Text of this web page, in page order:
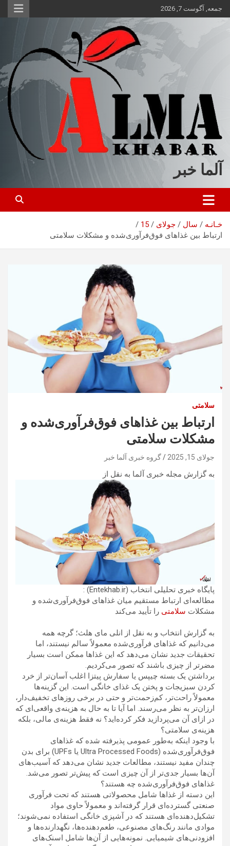
محتوا
جمعه, آگوست 7, 2026
آلما خبر
خـانـه سال جولای
15
ارتباط بین غذاهای فوق‌فرآوری‌شده و مشکلات سلامتی
سلامتی
ارتباط بین غذاهای فوق‌فرآوری‌شده و
مشکلات سلامتی
جولای 15, 2025 گروه خبری آلما خبر
به گزارش مجله خبری آلما به نقل از
پایگاه خبری تحلیلی انتخاب (Entekhab.ir) :
مطالعه‌ای ارتباط مستقیم میان غذاهای فوق‌فرآوری‌شده و
مشکلات سلامتی را تأیید می‌کند
به گزارش انتخاب و به نقل از انلی مای هلث؛ گرچه همه
می‌دانیم که غذاهای فرآوری‌شده معمولاً سالم نیستند، اما
تحقیقات جدید نشان می‌دهد که این غذاها ممکن است بسیار
مضرتر از چیزی باشند که تصور می‌کردیم.
برداشتن یک بسته چیپس یا سفارش پیتزا اغلب آسان‌تر از خرد
کردن سبزیجات و پختن یک غذای خانگی است. این گزینه‌ها
معمولاً راحت‌تر، کم‌زحمت‌تر و حتی در برخی روزهای تخفیف‌دار،
ارزان‌تر به نظر می‌رسند. اما آیا تا به حال به هزینه‌ی واقعی‌ای که
در ازای آن می‌پردازید فکر کرده‌اید؟ نه فقط هزینه‌ی مالی، بلکه
هزینه‌ی سلامتی؟
با وجود اینکه به‌طور عمومی پذیرفته شده که غذاهای
فوق‌فرآوری‌شده (Ultra Processed Foods یا UPFs) برای بدن
چندان مفید نیستند، مطالعات جدید نشان می‌دهد که آسیب‌های
آن‌ها بسیار جدی‌تر از آن چیزی است که پیش‌تر تصور می‌شد.
غذاهای فوق‌فرآوری‌شده چه هستند؟
این دسته از غذاها شامل محصولاتی هستند که تحت فرآوری
صنعتی گسترده‌ای قرار گرفته‌اند و معمولاً حاوی مواد
تشکیل‌دهنده‌ای هستند که در آشپزی خانگی استفاده نمی‌شوند؛
موادی مانند رنگ‌های مصنوعی، طعم‌دهنده‌ها، نگهدارنده‌ها و
افزودنی‌های شیمیایی. نمونه‌هایی از آن‌ها شامل اسنک‌های